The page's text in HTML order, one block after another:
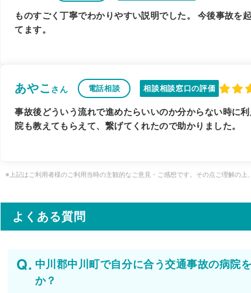
ものすごく丁寧でわかりやすい説明でした。 今後事故を
てます。
あやこ さん 電話相談 相談相談窓口の評価
事故後どういう流れで進めたらいいのか分からない時に
院も教えてもらえて、繋げてくれたので助かりました。
※上記はご利用者様のご利用当時の主観的なご意見・ご感想です。その点ご理解の上
よくある質問
中川郡中川町で自分に合う交通事故の病院
か？